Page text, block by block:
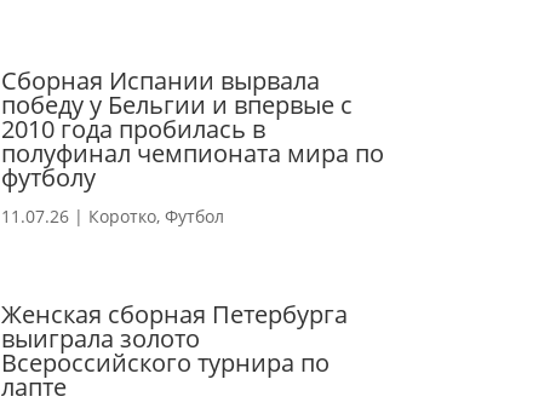
Сборная Испании вырвала
победу у Бельгии и впервые с
2010 года пробилась в
полуфинал чемпионата мира по
футболу
11.07.26| Коротко, Футбол
Женская сборная Петербурга
выиграла золото
Всероссийского турнира по
лапте